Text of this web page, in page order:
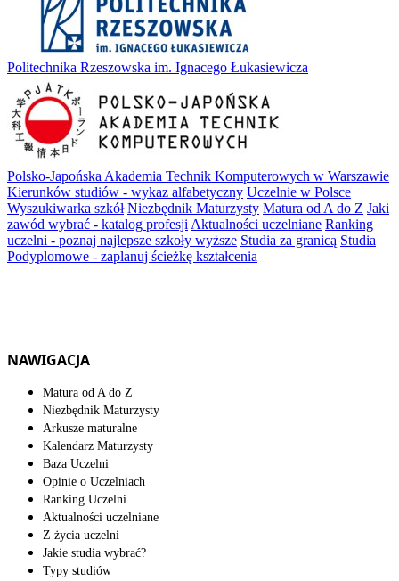
Politechnika Rzeszowska im. Ignacego Łukasiewicza
Polsko-Japońska Akademia Technik Komputerowych w Warszawie
Kierunków studiów - wykaz alfabetyczny Uczelnie w Polsce
Wyszukiwarka szkół Niezbędnik Maturzysty Matura od A do Z Jaki
zawód wybrać - katalog profesji Aktualności uczelniane Ranking
uczelni - poznaj najlepsze szkoły wyższe Studia za granicą Studia
Podyplomowe - zaplanuj ścieżkę kształcenia
NAWIGACJA
Matura od A do Z
Niezbędnik Maturzysty
Arkusze maturalne
Kalendarz Maturzysty
Baza Uczelni
Opinie o Uczelniach
Ranking Uczelni
Aktualności uczelniane
Z życia uczelni
Jakie studia wybrać?
Typy studiów